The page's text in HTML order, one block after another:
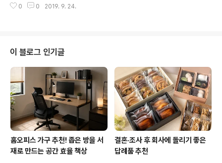
독서 #유튜브 #구독자 #100만 #만들기 ​
0 0 2019. 9. 24.
이 블로그 인기글
홈오피스 가구 추천! 좁은 방을 서
재로 만드는 공간 효율 책상
결혼·조사 후 회사에 돌리기 좋은
답례품 추천